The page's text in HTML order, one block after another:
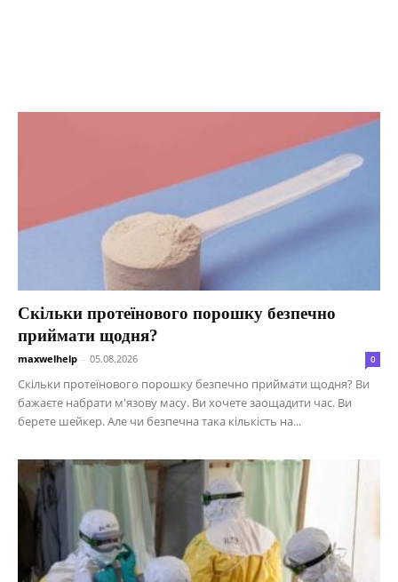
Скільки протеїнового порошку безпечно
приймати щодня?
maxwelhelp - 05.08.2026 0
Скільки протеїнового порошку безпечно приймати щодня? Ви
бажаєте набрати м'язову масу. Ви хочете заощадити час. Ви
берете шейкер. Але чи безпечна така кількість на...